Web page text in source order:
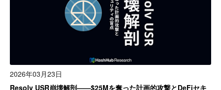
2026年03月23日
Resolv USR崩壊解剖——$25Mを奪った計画的攻撃とDeFiセキ